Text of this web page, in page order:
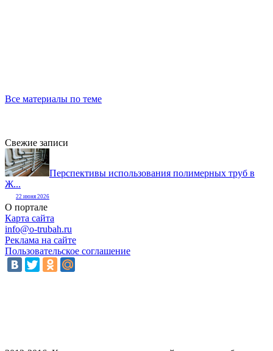
Все материалы по теме
Свежие записи
Перспективы использования полимерных труб в
Ж...
22 июня 2026
О портале
Карта сайта
info@o-trubah.ru
Реклама на сайте
Пользовательское соглашение